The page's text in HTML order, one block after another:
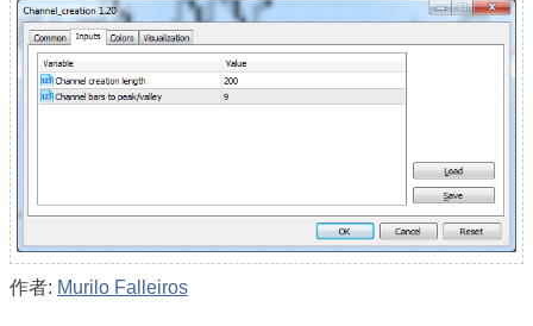
作者: Murilo Falleiros